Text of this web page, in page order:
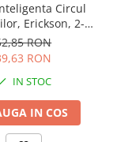
Circul
Erickson, 2-3
ani +RON
RON
IN STOC
IN COS